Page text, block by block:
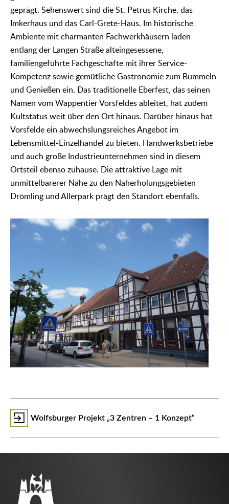
geprägt. Sehenswert sind die St. Petrus Kirche, das
Imkerhaus und das Carl-Grete-Haus. Im historische
Ambiente mit charmanten Fachwerkhäusern laden
entlang der Langen Straße alteingesessene,
familiengeführte Fachgeschäfte mit ihrer Service-
Kompetenz sowie gemütliche Gastronomie zum Bummeln
und Genießen ein. Das traditionelle Eberfest, das seinen
Namen vom Wappentier Vorsfeldes ableitet, hat zudem
Kultstatus weit über den Ort hinaus. Darüber hinaus hat
Vorsfelde ein abwechslungsreiches Angebot im
Lebensmittel-Einzelhandel zu bieten. Handwerksbetriebe
und auch große Industrieunternehmen sind in diesem
Ortsteil ebenso zuhause. Die attraktive Lage mit
unmittelbarerer Nähe zu den Naherholungsgebieten
Drömling und Allerpark prägt den Standort ebenfalls.
Wolfsburger Projekt „3 Zentren – 1 Konzept“